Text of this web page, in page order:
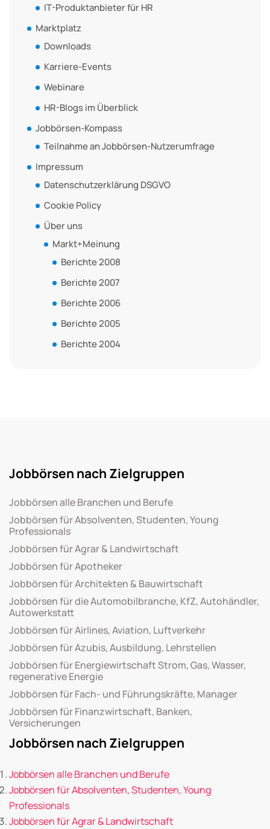
IT-Produktanbieter für HR
Marktplatz
Downloads
Karriere-Events
Webinare
HR-Blogs im Überblick
Jobbörsen-Kompass
Teilnahme an Jobbörsen-Nutzerumfrage
Impressum
Datenschutzerklärung DSGVO
Cookie Policy
Über uns
Markt+Meinung
Berichte 2008
Berichte 2007
Berichte 2006
Berichte 2005
Berichte 2004
Jobbörsen nach Zielgruppen
Jobbörsen alle Branchen und Berufe
Jobbörsen für Absolventen, Studenten, Young
Professionals
Jobbörsen für Agrar & Landwirtschaft
Jobbörsen für Apotheker
Jobbörsen für Architekten & Bauwirtschaft
Jobbörsen für die Automobilbranche, KfZ, Autohändler,
Autowerkstatt
Jobbörsen für Airlines, Aviation, Luftverkehr
Jobbörsen für Azubis, Ausbildung, Lehrstellen
Jobbörsen für Energiewirtschaft Strom, Gas, Wasser,
regenerative Energie
Jobbörsen für Fach- und Führungskräfte, Manager
Jobbörsen für Finanzwirtschaft, Banken,
Versicherungen
Jobbörsen nach Zielgruppen
Jobbörsen alle Branchen und Berufe
Jobbörsen für Absolventen, Studenten, Young
Professionals
Jobbörsen für Agrar & Landwirtschaft